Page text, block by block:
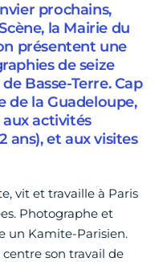
prochains,
la Mairie du
présentent une
de seize
Basse-Terre. Cap
de la Guadeloupe,
aux activités
ans), et aux visites
vit et travaille à Paris
Photographe et
un Kamite-Parisien.
son travail de